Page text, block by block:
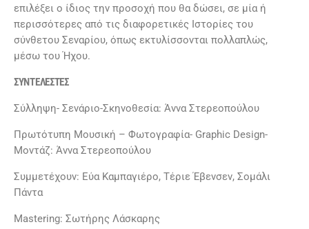
επιλέξει ο ίδιος την προσοχή που θα δώσει, σε μία ή
περισσότερες από τις διαφορετικές Ιστορίες του
σύνθετου Σεναρίου, όπως εκτυλίσσονται πολλαπλώς,
μέσω του Ήχου.
ΣΥΝΤΕΛΕΣΤΕΣ
Σύλληψη- Σενάριο-Σκηνοθεσία: Άννα Στερεοπούλου
Πρωτότυπη Μουσική – Φωτογραφία- Graphic Design-
Μοντάζ: Άννα Στερεοπούλου
Συμμετέχουν: Εύα Καμπαγιέρο, Τέριε Έβενσεν, Σομάλι
Πάντα
Mastering: Σωτήρης Λάσκαρης